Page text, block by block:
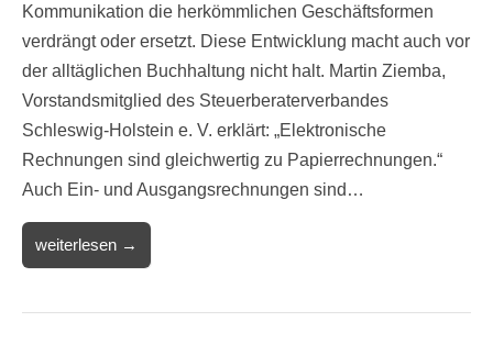
Kommunikation die herkömmlichen Geschäftsformen
verdrängt oder ersetzt. Diese Entwicklung macht auch vor
der alltäglichen Buchhaltung nicht halt. Martin Ziemba,
Vorstandsmitglied des Steuerberaterverbandes
Schleswig-Holstein e. V. erklärt: „Elektronische
Rechnungen sind gleichwertig zu Papierrechnungen.“
Auch Ein- und Ausgangsrechnungen sind…
weiterlesen →